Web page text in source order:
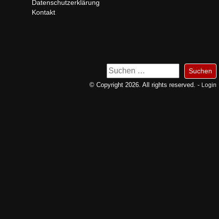
Datenschutzerklärung
Kontakt
Suchen
nach:
© Copyright 2026. All rights reserved. - Login